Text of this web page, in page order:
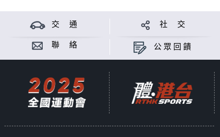
交 通 社 交
聯 絡 公眾回饋